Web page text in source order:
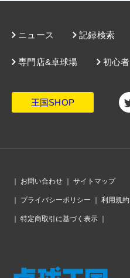
ニュース 記録検索
専門店&卓球場 初心者
王国SHOP
｜ お問い合わせ ｜ サイトマップ
｜ プライバシーポリシー ｜ 利用規約
｜ 特定商取引に基づく表示 ｜